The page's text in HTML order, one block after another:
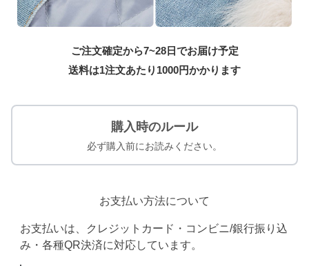
ご注文確定から7~28日でお届け予定
送料は1注文あたり 1000円かかります
購入時のルール
必ず購入前にお読みください。
お支払い方法について
お支払いは、クレジットカード・コンビニ/銀行振り込
み・各種QR決済に対応しています。